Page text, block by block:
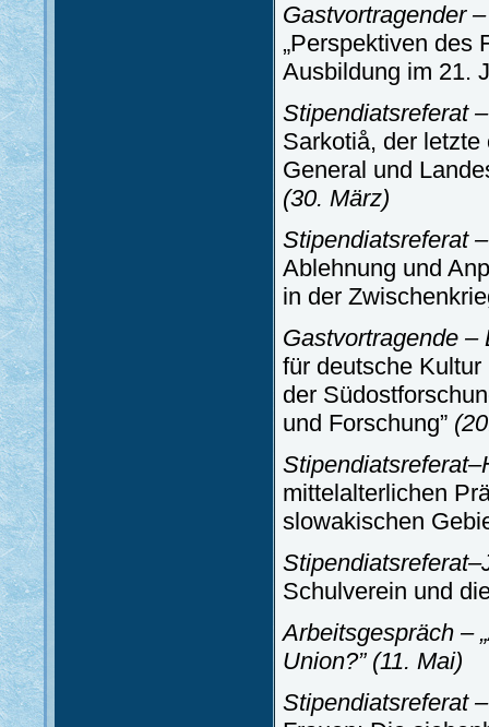
Gastvortragender
„Perspektiven des
Ausbildung im 21.
Stipendiatsreferat
Sarkotiå, der
General und
(30. März)
Stipendiatsreferat
Ablehnung und
in der
Gastvortragende –
für deutsche
der
und Forschung”
mittelalterlichen
slowakischen
Schulverein und
Arbeitsgespräch –
Union?” (11. Mai)
Stipendiatsreferat